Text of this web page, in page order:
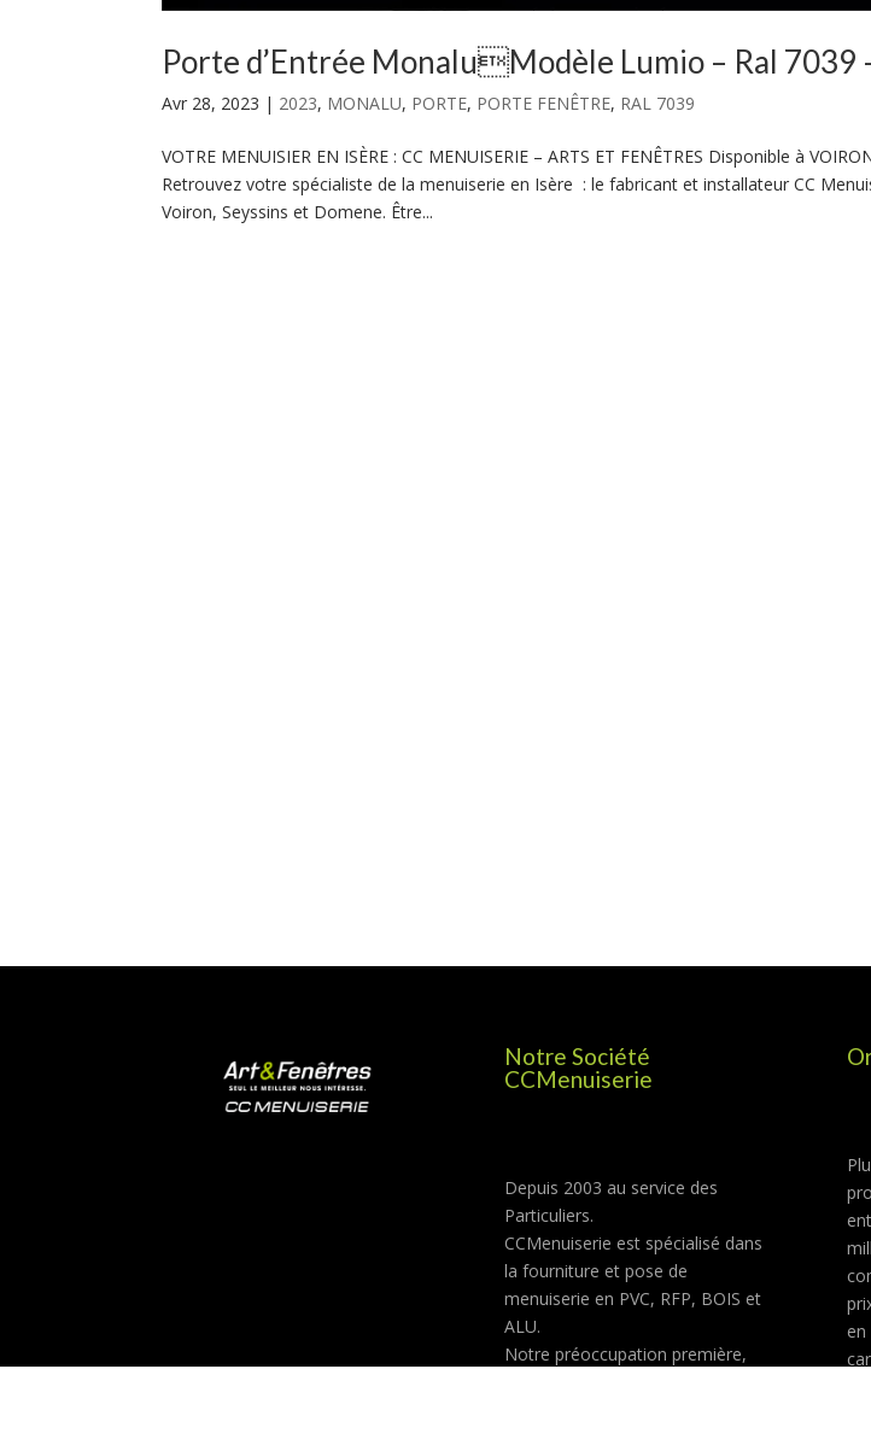
Porte d’Entrée MonaluModèle Lumio – Ral 7039
Avr 28, 2023 | 2023, MONALU, PORTE, PORTE FENÊTRE, RAL 7039
VOTRE MENUISIER EN ISÈRE : CC MENUISERIE – ARTS ET FENÊTRES Disponible à
Retrouvez votre spécialiste de la menuiserie en Isère : le fabricant et installateur CC
Voiron, Seyssins et Domene. Être...
Notre Société
CCMenuiserie
Depuis 2003 au service des
Particuliers.
CCMenuiserie est spécialisé dans
la fourniture et pose de
menuiserie en PVC, RFP, BOIS et
ALU.
Notre préoccupation première,